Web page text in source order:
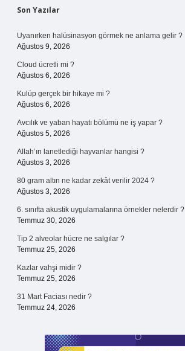
Sidebar
Son Yazılar
Uyanırken halüsinasyon görmek ne anlama gelir ?
Ağustos 9, 2026
Cloud ücretli mi ?
Ağustos 6, 2026
Kulüp gerçek bir hikaye mi ?
Ağustos 6, 2026
Avcılık ve yaban hayatı bölümü ne iş yapar ?
Ağustos 5, 2026
Allah’ın lanetlediği hayvanlar hangisi ?
Ağustos 3, 2026
80 gram altın ne kadar zekât verilir 2024 ?
Ağustos 3, 2026
6. sınıfta akustik uygulamalarına örnekler nelerdir ?
Temmuz 30, 2026
Tip 2 alveolar hücre ne salgılar ?
Temmuz 25, 2026
Kazlar vahşi midir ?
Temmuz 25, 2026
31 Mart Faciası nedir ?
Temmuz 24, 2026